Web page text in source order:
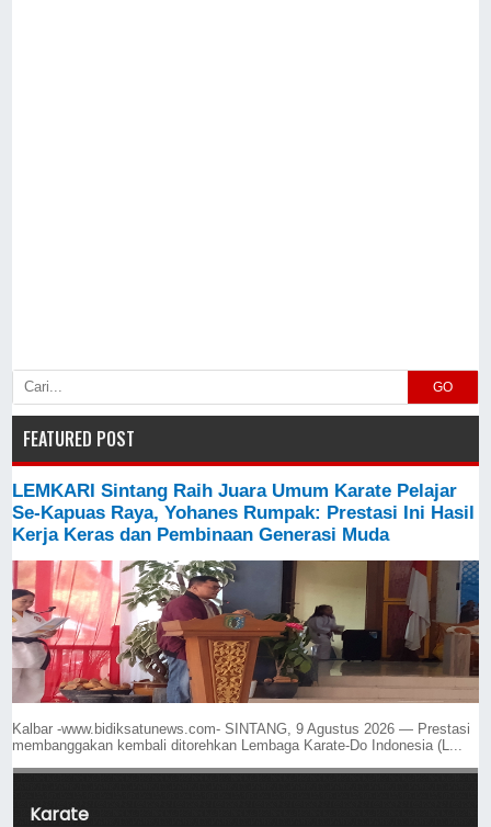
GO
FEATURED POST
LEMKARI Sintang Raih Juara Umum Karate Pelajar
Se-Kapuas Raya, Yohanes Rumpak: Prestasi Ini Hasil
Kerja Keras dan Pembinaan Generasi Muda
Kalbar -www.bidiksatunews.com- SINTANG, 9 Agustus 2026 — Prestasi
membanggakan kembali ditorehkan Lembaga Karate-Do Indonesia (L...
Karate